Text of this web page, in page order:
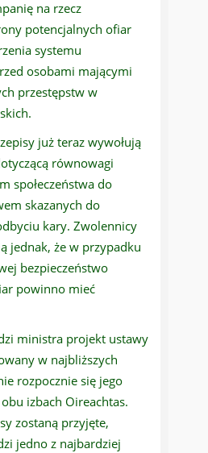
na rzecz
potencjalnych ofiar
systemu
osobami mającymi
przestępstw w
już teraz wywołują
równowagi
społeczeństwa do
skazanych do
kary. Zwolennicy
jednak, że w przypadku
bezpieczeństwo
powinno mieć
ministra projekt ustawy
w najbliższych
rozpocznie się jego
izbach Oireachtas.
zostaną przyjęte,
jedno z najbardziej